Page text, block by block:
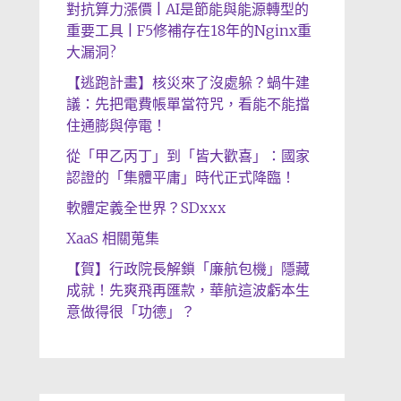
對抗算力漲價 | AI是節能與能源轉型的
重要工具 | F5修補存在18年的Nginx重
大漏洞?
【逃跑計畫】核災來了沒處躲？蝸牛建
議：先把電費帳單當符咒，看能不能擋
住通膨與停電！
從「甲乙丙丁」到「皆大歡喜」：國家
認證的「集體平庸」時代正式降臨！
軟體定義全世界？SDxxx
XaaS 相關蒐集
【賀】行政院長解鎖「廉航包機」隱藏
成就！先爽飛再匯款，華航這波虧本生
意做得很「功德」？